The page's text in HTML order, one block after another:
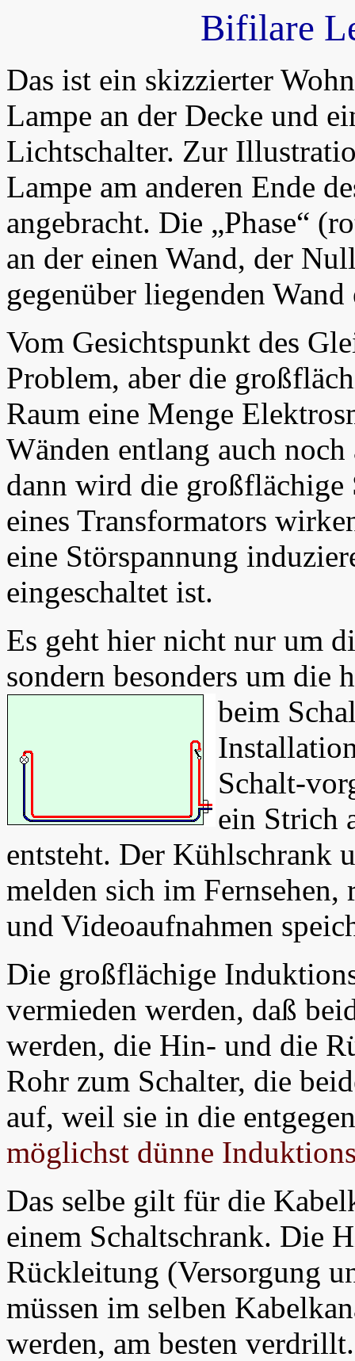
Bifilare
Das ist ein skizzierter
Lampe an der Decke und
Lichtschalter. Zur
Lampe am anderen Ende
angebracht. Die „Phase“
an der einen Wand, der
gegenüber liegenden
Vom Gesichtspunkt des
Problem, aber die
Raum eine Menge
Wänden entlang auch
dann wird die
eines Transformators
eine Störspannung
eingeschaltet ist.
Es geht hier nicht nur um
sondern besonders um die
beim
Schalt-
ein Strich
entsteht. Der Kühlschrank
melden sich im
und Videoaufnahmen
Die großflächige
vermieden werden, daß
werden, die Hin- und die
Rohr zum Schalter, die
auf, weil sie in die
möglichst dünne
Das selbe gilt für die
einem Schaltschrank. Die
Rückleitung (Versorgung
müssen im selben
werden, am besten